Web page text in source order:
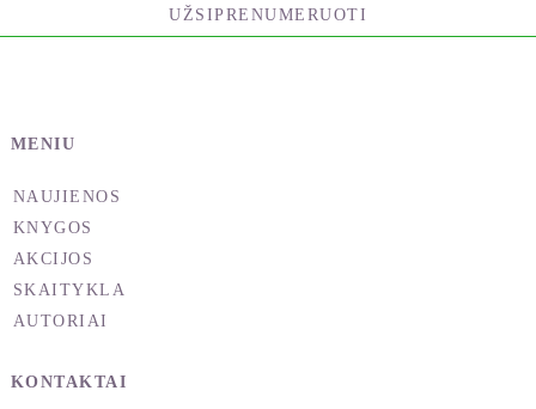
UŽSIPRENUMERUOTI
MENIU
NAUJIENOS
KNYGOS
AKCIJOS
SKAITYKLA
AUTORIAI
KONTAKTAI